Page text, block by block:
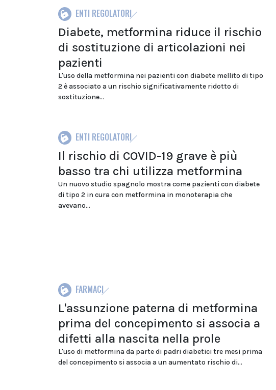
ENTI REGOLATORI
Diabete, metformina riduce il rischio
di sostituzione di articolazioni nei
pazienti
L'uso della metformina nei pazienti con diabete mellito di tipo
2 è associato a un rischio significativamente ridotto di
sostituzione...
ENTI REGOLATORI
Il rischio di COVID-19 grave è più
basso tra chi utilizza metformina
Un nuovo studio spagnolo mostra come pazienti con diabete
di tipo 2 in cura con metformina in monoterapia che
avevano...
FARMACI
L'assunzione paterna di metformina
prima del concepimento si associa a
difetti alla nascita nella prole
L'uso di metformina da parte di padri diabetici tre mesi prima
del concepimento si associa a un aumentato rischio di...